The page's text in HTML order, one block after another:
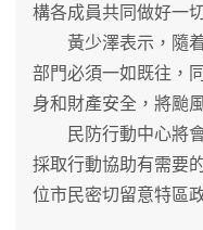
構各成員共同做好一
黃少澤表示，隨着
部門必須一如既往，
身和財產安全，將颱
民防行動中心將會
採取行動協助有需要
位市民密切留意特區